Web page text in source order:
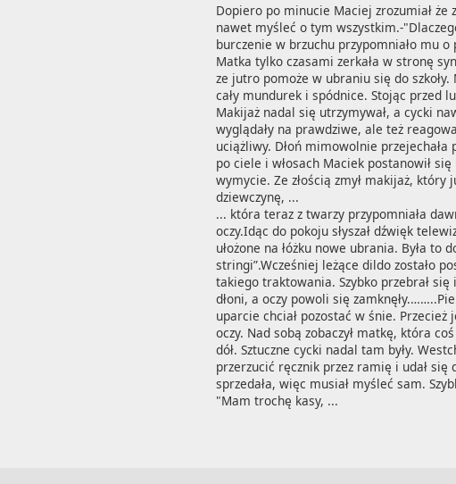
Dopiero po minucie Maciej zrozumiał że
nawet myśleć o tym wszystkim.-
burczenie w brzuchu przypomniało mu o
Matka tylko czasami zerkała w stronę
ze jutro pomoże w ubraniu się do szkoły.
cały mundurek i spódnice. Stojąc przed
Makijaż nadal się utrzymywał, a cycki
wyglądały na prawdziwe, ale też
uciążliwy. Dłoń mimowolnie
po ciele i włosach Maciek postanowił
wymycie. Ze złością zmył makijaż,
dziewczynę, ...
... która teraz z twarzy przypomniała
oczy.Idąc do pokoju słyszał dźwięk
ułożone na łóżku nowe ubrania. Była
stringi”.Wcześniej leżące dildo zostało
takiego traktowania. Szybko przebrał się
dłoni, a oczy powoli się
uparcie chciał pozostać w śnie.
oczy. Nad sobą zobaczył matkę, która
dół. Sztuczne cycki nadal tam były.
przerzucić ręcznik przez ramię i udał się
sprzedała, więc musiał myśleć sam.
"Mam trochę kasy, ...